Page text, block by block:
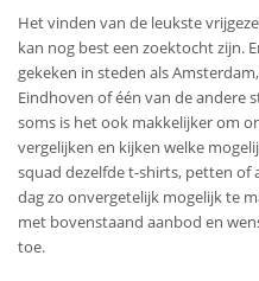
Het vinden van de leukste
kan nog best een zoektocht zijn.
gekeken in steden als
Eindhoven of één van de andere
soms is het ook makkelijker om
vergelijken en kijken welke
squad dezelfde t-shirts, petten of
dag zo onvergetelijk mogelijk te
met bovenstaand aanbod en
toe.